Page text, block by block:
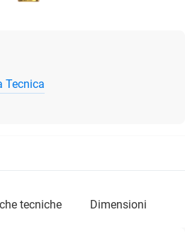
Tecnica
tecniche dimensioni